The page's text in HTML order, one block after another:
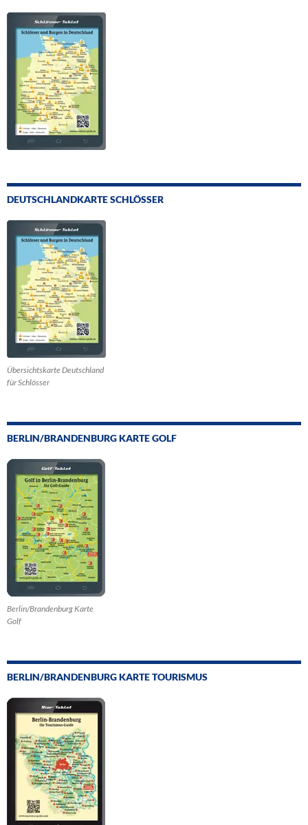
DEUTSCHLANDKARTE SCHLÖSSER
Übersichtskarte Deutschland
für Schlösser
BERLIN/BRANDENBURG KARTE GOLF
Berlin/Brandenburg Karte
Golf
BERLIN/BRANDENBURG KARTE TOURISMUS